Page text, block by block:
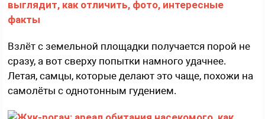
Взлёт с земельной площадки получается порой не
сразу, а вот сверху попытки намного удачнее.
Летая, самцы, которые делают это чаще, похожи на
самолёты с однотонным гудением.